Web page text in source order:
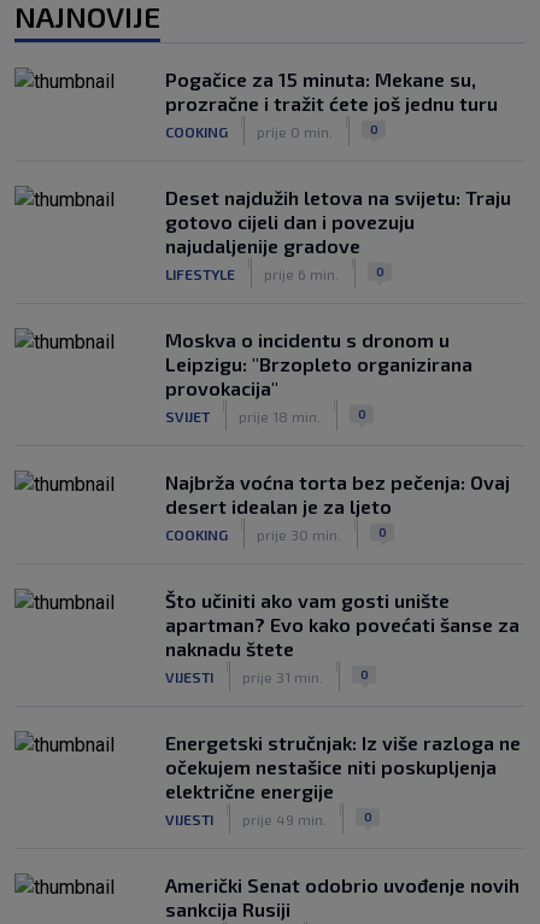
postat će suigrač bivšeg Vatrenog
Veliko priznanje za hrvatskog
stručnjaka: Jurica Žuža novi je pomoćni
trener Barcelone
|
prije 2 h
NAJNOVIJE
Pogačice za 15 minuta: Mekane su,
prozračne i tražit ćete još jednu turu
COOKING prije 0 min. 0
Deset najdužih letova na svijetu: Traju
gotovo cijeli dan i povezuju
najudaljenije gradove
LIFESTYLE prije 6 min. 0
Moskva o incidentu s dronom u
Leipzigu: "Brzopleto organizirana
provokacija"
SVIJET prije 18 min. 0
Najbrža voćna torta bez pečenja: Ovaj
desert idealan je za ljeto
COOKING prije 30 min. 0
Što učiniti ako vam gosti unište
apartman? Evo kako povećati šanse za
naknadu štete
VIJESTI prije 31 min. 0
Energetski stručnjak: Iz više razloga ne
očekujem nestašice niti poskupljenja
električne energije
VIJESTI prije 49 min. 0
Američki Senat odobrio uvođenje novih
sankcija Rusiji